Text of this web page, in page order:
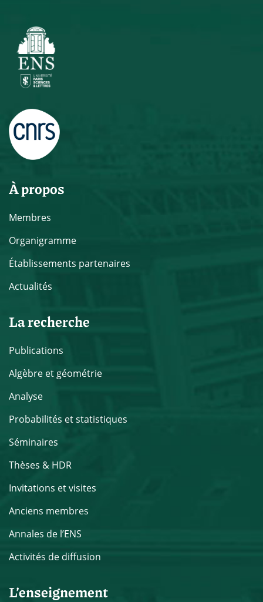
À propos
Membres
Organigramme
Établissements partenaires
Actualités
La recherche
Publications
Algèbre et géométrie
Analyse
Probabilités et statistiques
Séminaires
Thèses & HDR
Invitations et visites
Anciens membres
Annales de l’ENS
Activités de diffusion
L’enseignement